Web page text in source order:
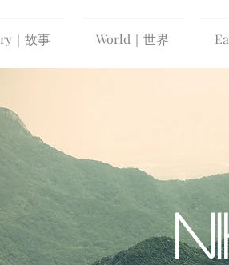
｜故事 World｜世界